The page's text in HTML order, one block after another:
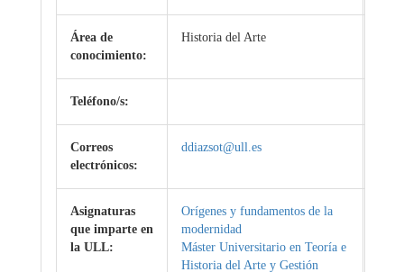
Área de
conocimiento:
Historia del Arte
Teléfono/s:
Correos
electrónicos:
ddiazsot@ull.es
Asignaturas
que imparte en
la ULL:
Orígenes y fundamentos de la
modernidad
Máster Universitario en Teoría e
Historia del Arte y Gestión